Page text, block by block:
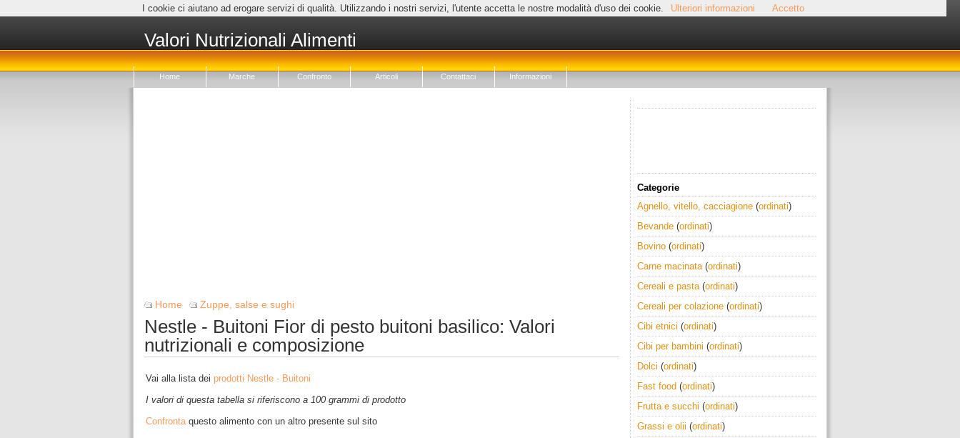
I cookie ci aiutano ad erogare servizi di qualità. Utilizzando i nostri servizi, l'utente accetta le nostre modalità d'uso dei cookie. Ulteriori informazioni Accetto
Valori Nutrizionali Alimenti
Home Marche Confronto Articoli Contattaci Informazioni
Home Zuppe, salse e sughi
Nestle - Buitoni Fior di pesto buitoni basilico: Valori
nutrizionali e composizione
Vai alla lista dei prodotti Nestle - Buitoni
I valori di questa tabella si riferiscono a 100 grammi di prodotto
Confrontaquesto alimento con un altro presente sul sito
Categorie
Agnello, vitello, cacciagione (ordinati)
Bevande (ordinati)
Bovino (ordinati)
Carne macinata(ordinati)
Cereali e pasta(ordinati)
Cereali per colazione (ordinati)
Cibi etnici (ordinati)
Cibi per bambini (ordinati)
Dolci (ordinati)
Fast food (ordinati)
Frutta e succhi (ordinati)
Grassi e olii (ordinati)